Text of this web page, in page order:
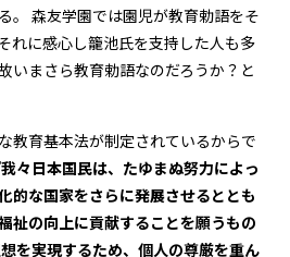
。 森友学園では園児が教育勅語をそ
れに感心し籠池氏を支持した人も多
いまさら教育勅語なのだろうか？と
教育基本法が制定されているからで
我々日本国民は、たゆまぬ努力によっ
的な国家をさらに発展させるととも
祉の向上に貢献することを願うもの
を実現するため、個人の尊厳を重ん